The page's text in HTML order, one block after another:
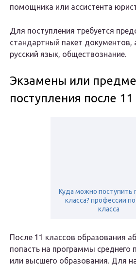
помощника или ассистента
Для поступления требуется
стандартный пакет документов,
русский язык, обществознание.
Экзамены или
поступления после 11
Куда можно поступить
класса? профессии
класса
После 11 классов образования
попасть на программы среднего
или высшего образования. Для